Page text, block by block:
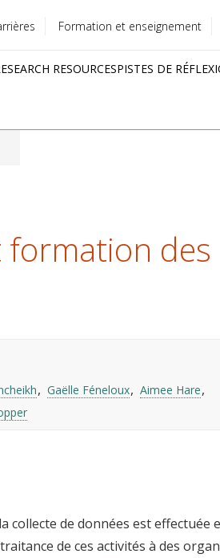
Formation et enseignement
RESOURCESPISTES DE
formation des
Gaëlle Féneloux
Aimee Hare
collecte de données est effectuée
de ces activités à des